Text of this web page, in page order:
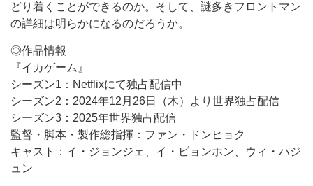
どり着くことができるのか。そして、謎多きフロントマン
の詳細は明らかになるのだろうか。
◎作品情報
『イカゲーム』
シーズン1：Netflixにて独占配信中
シーズン2：2024年12月26日（木）より世界独占配信
シーズン3：2025年世界独占配信
監督・脚本・製作総指揮：ファン・ドンヒョク
キャスト：イ・ジョンジェ、イ・ビョンホン、ウィ・ハジ
ュン